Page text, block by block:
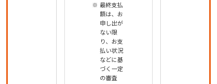
最終支払
額は、お
申し出が
ない限
り、お支
払い状況
などに基
づく一定
の審査